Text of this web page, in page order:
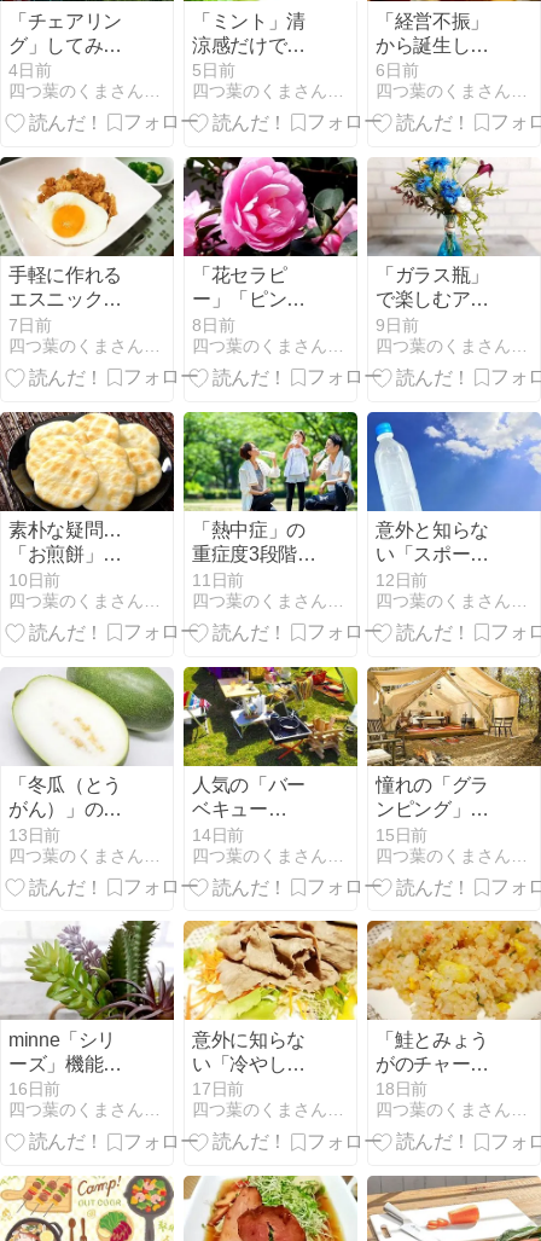
「チェアリン
グ」してみま
せんか？ 日常
からの「小さ
なトリップ」
4日前
四つ葉のくまさんの癒しのお花、時々お料理日記
「ミント」清
涼感だけでは
ない 「ハー
ブ」の上手な
使い方
5日前
四つ葉のくまさんの癒しのお花、時々お料理日記
「経営不振」
から誕生した
「フィッシュ
バーガー」の
話
6日前
四つ葉のくまさんの癒しのお花、時々お料理日記
手軽に作れる
エスニック料
理「ナシゴレ
ン」 食欲が落
ちている時に
7日前
「花セラピ
ー」「ピンク
のお花」 優し
さに溢れ美容
効果を高める
8日前
「ガラス瓶」
で楽しむアー
ティフィシャ
ルフラワー 今
月の作品たち
9日前
素朴な疑問…
「お煎餅」や
「スナック」
の「サラダ
味」とはどん
10日前
「熱中症」の
重症度3段階を
知り…正しい
「応急処置」
を
11日前
意外と知らな
い「スポーツ
ドリンク」の
種類 「水分補
給」の選び方
12日前
「冬瓜（とう
がん）」の
「旬」はいつ
なのか？ 夏バ
テ予防にも最
13日前
人気の「バー
ベキュー
（BBQ）」で
絶対にやって
はいけないこ
14日前
憧れの「グラ
ンピング」
「リゾートホ
テル」のよう
な「非日常空
15日前
minne「シリ
ーズ」機能導
入で作品が探
しやすくなり
ました
16日前
四つ葉のくまさんの癒しのお花、時々お料理日記
意外に知らな
い「冷やし豚
しゃぶ」の正
しい作り方
17日前
四つ葉のくまさんの癒しのお花、時々お料理日記
「鮭とみょう
がのチャーハ
ン」薬味の利
いたさっぱり
した味わいで
18日前
四つ葉のくまさんの癒しのお花、時々お料理日記